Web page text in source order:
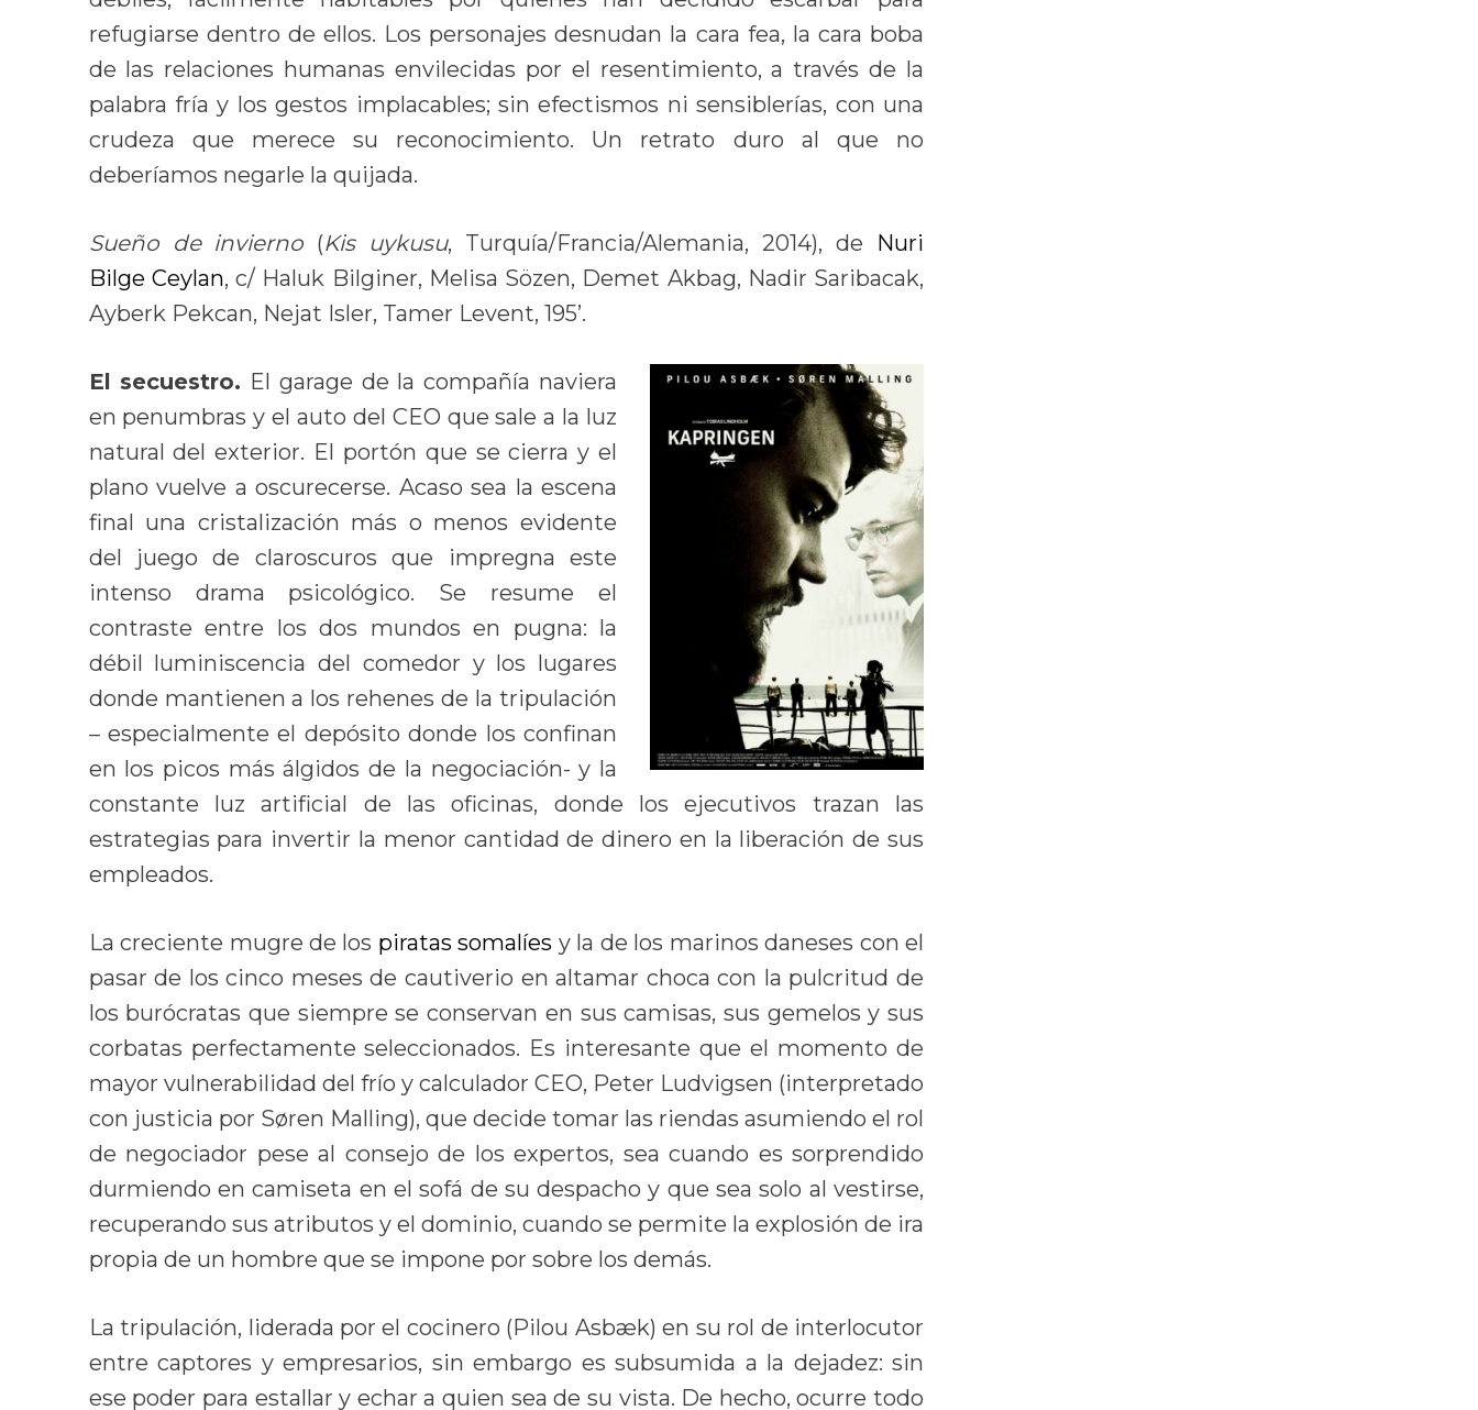
refugiarse dentro de ellos. Los personajes desnudan la cara fea, la cara boba
de las relaciones humanas envilecidas por el resentimiento, a través de la
palabra fría y los gestos implacables; sin efectismos ni sensiblerías, con una
crudeza que merece su reconocimiento. Un retrato duro al que no
deberíamos negarle la quijada.
Sueño de invierno (Kis uykusu, Turquía/Francia/Alemania, 2014), de Nuri
Bilge Ceylan, c/ Haluk Bilginer, Melisa Sözen, Demet Akbag, Nadir Saribacak,
Ayberk Pekcan, Nejat Isler, Tamer Levent, 195’.
El secuestro. El garage de la compañía naviera
en penumbras y el auto del CEO que sale a la luz
natural del exterior. El portón que se cierra y el
plano vuelve a oscurecerse. Acaso sea la escena
final una cristalización más o menos evidente
del juego de claroscuros que impregna este
intenso drama psicológico. Se resume el
contraste entre los dos mundos en pugna: la
débil luminiscencia del comedor y los lugares
donde mantienen a los rehenes de la tripulación
– especialmente el depósito donde los confinan
en los picos más álgidos de la negociación- y la
constante luz artificial de las oficinas, donde los ejecutivos trazan las
estrategias para invertir la menor cantidad de dinero en la liberación de sus
empleados.
La creciente mugre de los piratas somalíes y la de los marinos daneses con el
pasar de los cinco meses de cautiverio en altamar choca con la pulcritud de
los burócratas que siempre se conservan en sus camisas, sus gemelos y sus
corbatas perfectamente seleccionados. Es interesante que el momento de
mayor vulnerabilidad del frío y calculador CEO, Peter Ludvigsen (interpretado
con justicia por Søren Malling), que decide tomar las riendas asumiendo el rol
de negociador pese al consejo de los expertos, sea cuando es sorprendido
durmiendo en camiseta en el sofá de su despacho y que sea solo al vestirse,
recuperando sus atributos y el dominio, cuando se permite la explosión de ira
propia de un hombre que se impone por sobre los demás.
La tripulación, liderada por el cocinero (Pilou Asbæk) en su rol de interlocutor
entre captores y empresarios, sin embargo es subsumida a la dejadez: sin
ese poder para estallar y echar a quien sea de su vista. De hecho, ocurre todo